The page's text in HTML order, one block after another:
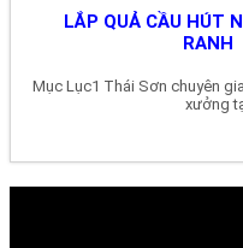
LẮP QUẢ CẦU HÚT
RANH
Mục Lục1 Thái Sơn chuyên
xưởng